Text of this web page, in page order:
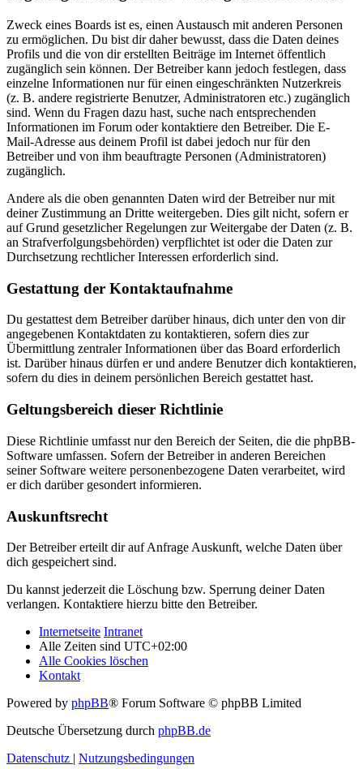
Zweck eines Boards ist es, einen Austausch mit anderen Personen
zu ermöglichen. Du bist dir daher bewusst, dass die Daten deines
Profils und die von dir erstellten Beiträge im Internet öffentlich
zugänglich sein können. Der Betreiber kann jedoch festlegen, dass
einzelne Informationen nur für einen eingeschränkten Nutzerkreis
(z. B. andere registrierte Benutzer, Administratoren etc.) zugänglich
sind. Wenn du Fragen dazu hast, suche nach entsprechenden
Informationen im Forum oder kontaktiere den Betreiber. Die E-
Mail-Adresse aus deinem Profil ist dabei jedoch nur für den
Betreiber und von ihm beauftragte Personen (Administratoren)
zugänglich.
Andere als die oben genannten Daten wird der Betreiber nur mit
deiner Zustimmung an Dritte weitergeben. Dies gilt nicht, sofern er
auf Grund gesetzlicher Regelungen zur Weitergabe der Daten (z. B.
an Strafverfolgungsbehörden) verpflichtet ist oder die Daten zur
Durchsetzung rechtlicher Interessen erforderlich sind.
Gestattung der Kontaktaufnahme
Du gestattest dem Betreiber darüber hinaus, dich unter den von dir
angegebenen Kontaktdaten zu kontaktieren, sofern dies zur
Übermittlung zentraler Informationen über das Board erforderlich
ist. Darüber hinaus dürfen er und andere Benutzer dich kontaktieren,
sofern du dies in deinem persönlichen Bereich gestattet hast.
Geltungsbereich dieser Richtlinie
Diese Richtlinie umfasst nur den Bereich der Seiten, die die phpBB-
Software umfassen. Sofern der Betreiber in anderen Bereichen
seiner Software weitere personenbezogene Daten verarbeitet, wird
er dich darüber gesondert informieren.
Auskunftsrecht
Der Betreiber erteilt dir auf Anfrage Auskunft, welche Daten über
dich gespeichert sind.
Du kannst jederzeit die Löschung bzw. Sperrung deiner Daten
verlangen. Kontaktiere hierzu bitte den Betreiber.
Internetseite Intranet
Alle Zeiten sind UTC+02:00
Alle Cookies löschen
Kontakt
Powered by phpBB® Forum Software © phpBB Limited
Deutsche Übersetzung durch phpBB.de
Datenschutz | Nutzungsbedingungen